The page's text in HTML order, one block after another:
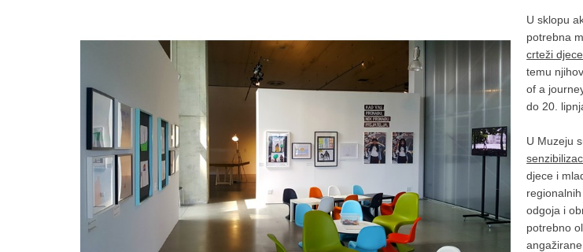
U sklopu
potrebna
crteži
temu
of a
do 20.
U Muzeju
djece i
odgoja i
potrebno